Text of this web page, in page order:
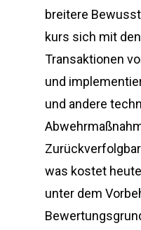
breitere
kurs sich mit
Transaktionen
und
und andere
was kostet
unter dem